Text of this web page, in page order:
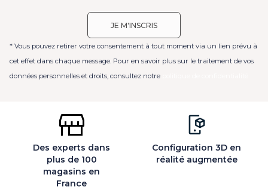
* Vous pouvez retirer votre consentement à tout moment via un lien prévu à
cet effet dans chaque message. Pour en savoir plus sur le traitement de vos
données personnelles et droits, consultez notre
Des experts dans
plus de 100
magasins en
France
Configuration 3D en
réalité augmentée